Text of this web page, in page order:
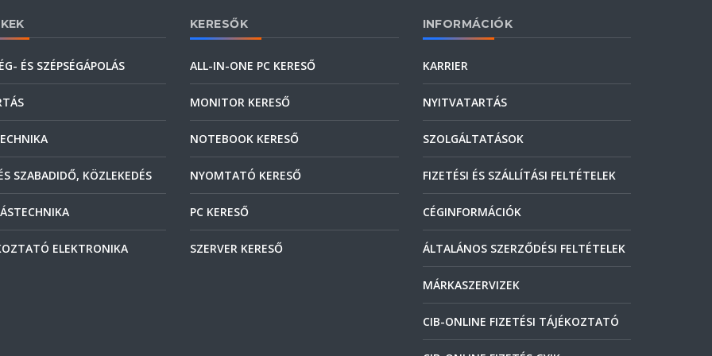
ÉS SZÉPSÉGÁPOLÁS
SZABADIDŐ, KÖZLEKEDÉS
ELEKTRONIKA
KERESŐK
ALL-IN-ONE PC KERESŐ
MONITOR KERESŐ
NOTEBOOK KERESŐ
NYOMTATÓ KERESŐ
PC KERESŐ
SZERVER KERESŐ
INFORMÁCIÓK
KARRIER
NYITVATARTÁS
SZOLGÁLTATÁSOK
FIZETÉSI ÉS SZÁLLÍTÁSI FELTÉTELEK
CÉGINFORMÁCIÓK
ÁLTALÁNOS SZERZŐDÉSI FELTÉTELEK
MÁRKASZERVIZEK
CIB-ONLINE FIZETÉSI TÁJÉKOZTATÓ